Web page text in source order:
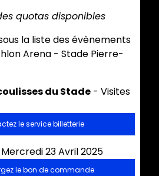
quotas disponibles
la liste des évènements
Arena - Stade Pierre-
du Stade- Visites
le service billetterie
23 Avril 2025
le bon de commande